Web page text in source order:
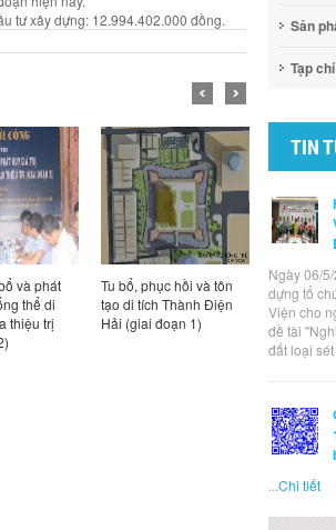
tư xây dựng: 12.994.402.000 đồng.
và phát
thể di
thiệu trị
Tu bổ, phục hồi và tôn
tạo di tích Thành Điện
Hải (giai đoạn 1)
Tu bổ, tôn
Thành và
Hưng,
Sản
Tạp chí
TIN
Ngày 06/
dựng tổ
Viện cho
đề tài
đất loại
...Chi tiết